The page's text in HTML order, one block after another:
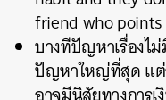
friend who
บางทีปัญหาเรื่องไ
ปัญหาใหญ่ที่สุด แต่